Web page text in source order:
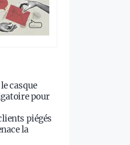
casque
pour
piégés
la